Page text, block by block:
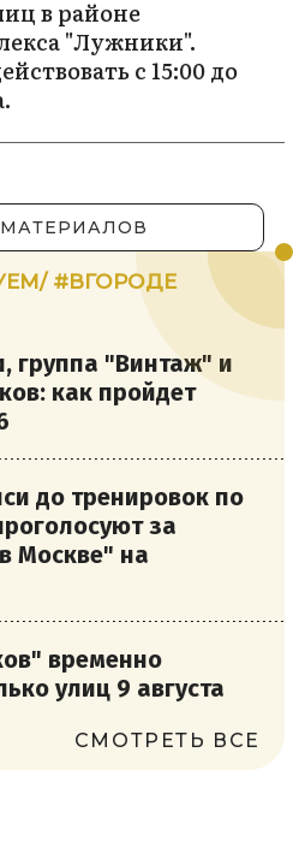
в районе
"Лужники".
с 15:00 до
#ВГОРОДЕ
группа "Винтаж" и
как пройдет
до тренировок по
за
Москве" на
временно
улиц 9 августа
СМОТРЕТЬ ВСЕ